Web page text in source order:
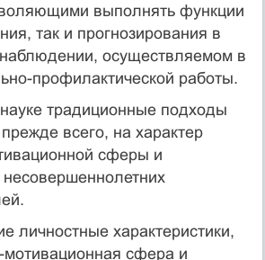
выполнять функции
так и прогнозирования в
наблюдении, осуществляемом в
профилактической работы.
традиционные подходы
всего, на характер
сферы и
личностные характеристики,
мотивационная сфера и